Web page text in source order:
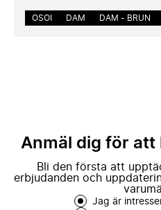
OSOI DAM DAM - BRUN
Anmäl dig för att
Bli den första att
erbjudanden och
Jag är